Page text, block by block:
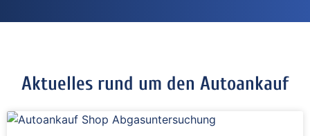
Aktuelles rund um den Autoankauf